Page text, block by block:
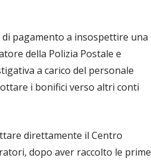
pagamento a insospettire una
della Polizia Postale e
a carico del personale
i bonifici verso altri conti
direttamente il Centro
dopo aver raccolto le prime